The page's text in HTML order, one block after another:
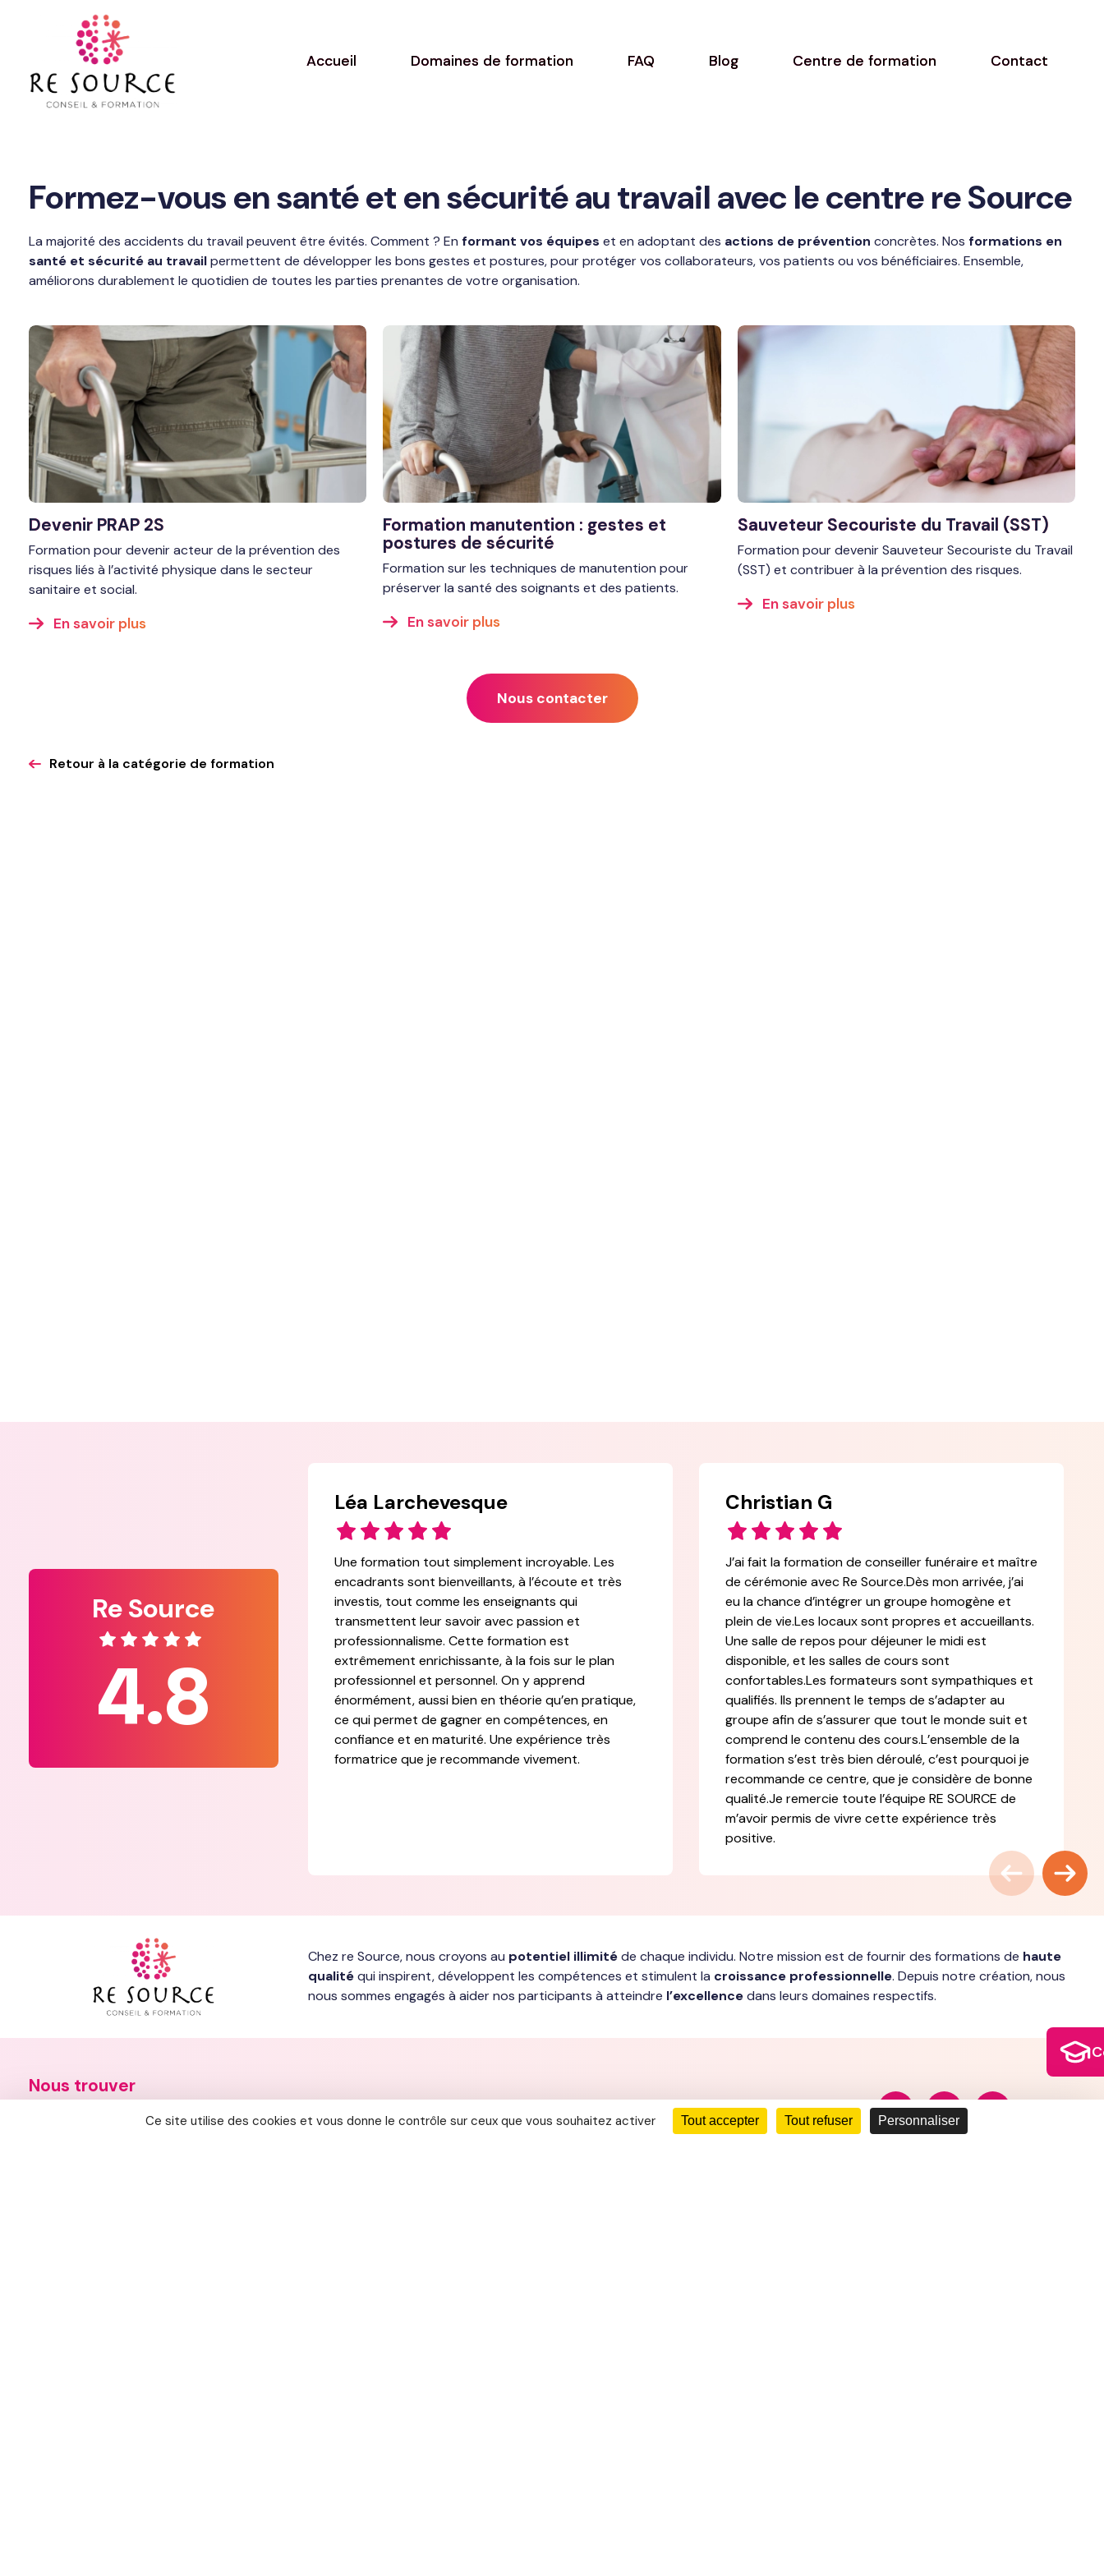
Accueil Domaines de formation FAQ Blog Centre de formation Contact
Formez-vous en santé et en sécurité au travail avec le centre re Source
La majorité des accidents du travail peuvent être évités. Comment ? En formant vos équipes et en adoptant des actions de prévention concrètes. Nos formations en
santé et sécurité au travailpermettent de développer les bons gestes et postures, pour protéger vos collaborateurs, vos patients ou vos bénéficiaires. Ensemble,
améliorons durablement le quotidien de toutes les parties prenantes de votre organisation.
Devenir PRAP 2S
Formation pour devenir acteur de la prévention des
risques liés à l’activité physique dans le secteur
sanitaire et social.
En savoir plus
Formation manutention : gestes et
postures de sécurité
Formation sur les techniques de manutention pour
préserver la santé des soignants et des patients.
En savoir plus
Sauveteur Secouriste du Travail (SST)
Formation pour devenir Sauveteur Secouriste du Travail
(SST) et contribuer à la prévention des risques.
En savoir plus
Nous contacter
Retour à la catégorie de formation
Re Source
4.8
Léa Larchevesque
Une formation tout simplement incroyable. Les
encadrants sont bienveillants, à l’écoute et très
investis, tout comme les enseignants qui
transmettent leur savoir avec passion et
professionnalisme. Cette formation est
extrêmement enrichissante, à la fois sur le plan
professionnel et personnel. On y apprend
énormément, aussi bien en théorie qu’en pratique,
ce qui permet de gagner en compétences, en
confiance et en maturité. Une expérience très
formatrice que je recommande vivement.
Christian G
J’ai fait la formation de conseiller funéraire et maître
de cérémonie avec Re Source.Dès mon arrivée, j’ai
eu la chance d’intégrer un groupe homogène et
plein de vie.Les locaux sont propres et accueillants.
Une salle de repos pour déjeuner le midi est
disponible, et les salles de cours sont
confortables.Les formateurs sont sympathiques et
qualifiés. Ils prennent le temps de s’adapter au
groupe afin de s’assurer que tout le monde suit et
comprend le contenu des cours.L’ensemble de la
formation s’est très bien déroulé, c’est pourquoi je
recommande ce centre, que je considère de bonne
qualité.Je remercie toute l’équipe RE SOURCE de
m’avoir permis de vivre cette expérience très
positive.
Chez re Source, nous croyons au potentiel illimitéde chaque individu. Notre mission est de fournir des formations de haute
qualitéqui inspirent, développent les compétences et stimulent la croissance professionnelle. Depuis notre création, nous
nous sommes engagés à aider nos participants à atteindre l’excellencedans leurs domaines respectifs.
Nous trouver
82 Avenue de Thiès - 6ème étage, 14000 CAEN
Ce site utilise des cookies et vous donne le contrôle sur ceux que vous souhaitez activer Tout accepter Tout refuser Personnaliser